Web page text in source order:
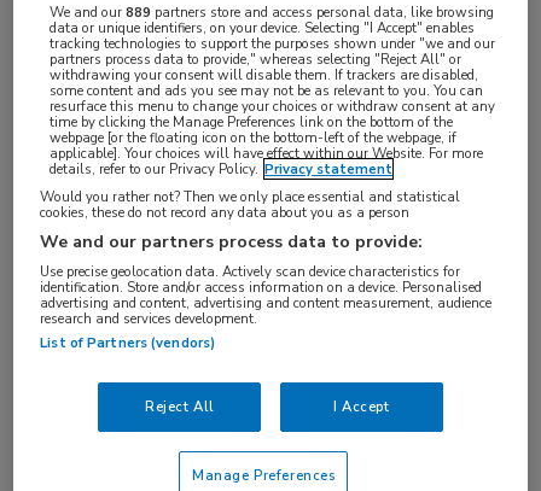
probleem, blijkt uit een vragenlijstonderzoek onder
zorgmedewerkers werkzaam binnen 7 verschillende
medische disciplines.1Ongeveer 3 op de 4 huisartsen
en cardiologen schatten de prevalentie te laag in,
waar dit bij MDL-artsen 43% was. Theel is aan de
ene kant verbaasd over deze resultaten. “In mijn
werk met voornamelijk patiënten met obesitas heb
ik vaak meegemaakt dat zij bij mij kwamen en
diabetes type 2 (DM2) bleken te hebben, terwijl ze
daar nooit eerder op waren getest. Het is goed om
bij patiënten met obesitas altijd te denken aan
mogelijke comorbiditeit: niet alleen DM2, maar ook
leververvetting, hypertensie, dislipidemie en
slaapapneu.” Anderzijds begrijpt hij het ook.
We and our889 partners store and access personal data, like browsing
data or unique identifiers, on your device. Selecting "I Accept" enables
tracking technologies to support the purposes shown under "we and our
partners process data to provide," whereas selecting "Reject All" or
withdrawing your consent will disable them. If trackers are disabled,
some content and ads you see may not be as relevant to you. You can
resurface this menu to change your choices or withdraw consent at any
time by clicking the Manage Preferences link on the bottom of the
webpage [or the floating icon on the bottom-left of the webpage, if
applicable]. Your choices will have effect within our Website. For more
details, refer to our Privacy Policy. Privacy statement
Would you rather not? Then we only place essential and statistical
cookies, these do not record any data about you as a person
We and our partners process data to provide:
Use precise geolocation data. Actively scan device characteristics for
identification. Store and/or access information on a device. Personalised
advertising and content, advertising and content measurement, audience
research and services development.
List of Partners (vendors)
Reject All I Accept
Manage Preferences